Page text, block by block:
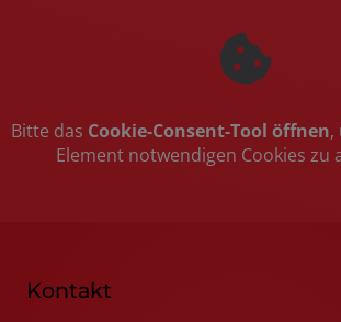
Bitte das Cookie-Consent-Tool öffnen,
Element notwendigen Cookies zu
Kontakt